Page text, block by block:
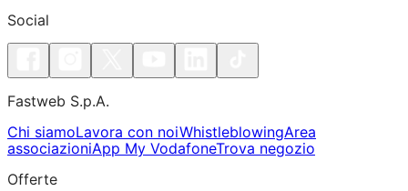
Social
Fastweb S.p.A.
Chi siamoLavora con noiWhistleblowingArea
associazioniApp My VodafoneTrova negozio
Offerte